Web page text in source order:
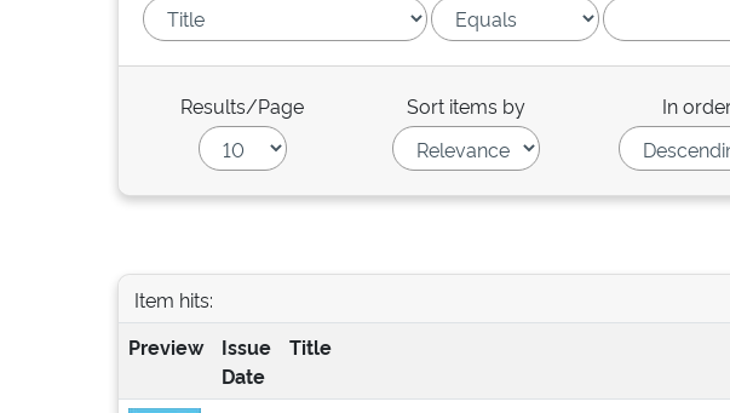
Results/Page Sort items by In
Item hits:
Preview
Issue
Date
Title